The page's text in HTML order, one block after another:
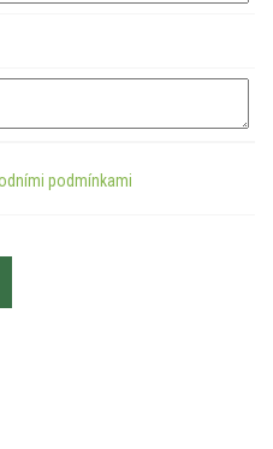
podmínkami